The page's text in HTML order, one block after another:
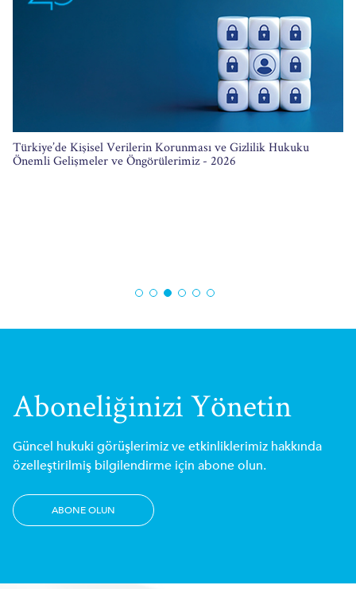
Türkiye’de Kişisel Verilerin Korunması ve Gizlilik Hukuku
Önemli Gelişmeler ve Öngörülerimiz - 2026
Aboneliğinizi Yönetin
Güncel hukuki görüşlerimiz ve etkinliklerimiz hakkında
özelleştirilmiş bilgilendirme için abone olun.
ABONE OLUN